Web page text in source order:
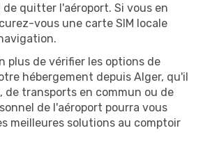
quitter l'aéroport. Si vous en
vous une carte SIM locale
plus de vérifier les options de
hébergement depuis Alger, qu'il
de transports en commun ou de
de l'aéroport pourra vous
meilleures solutions au comptoir